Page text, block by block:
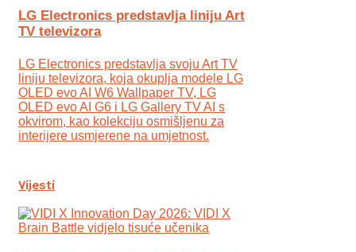
LG Electronics predstavlja liniju Art
TV televizora
LG Electronics predstavlja svoju Art TV
liniju televizora, koja okuplja modele LG
OLED evo AI W6 Wallpaper TV, LG
OLED evo AI G6 i LG Gallery TV AI s
okvirom, kao kolekciju osmišljenu za
interijere usmjerene na umjetnost.
Vijesti